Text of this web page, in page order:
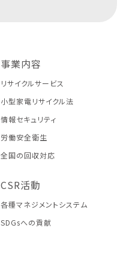
事業内容
リサイクルサービス
小型家電リサイクル法
情報セキュリティ
労働安全衛生
全国の回収対応
CSR活動
各種マネジメントシステム
SDGsへの貢献